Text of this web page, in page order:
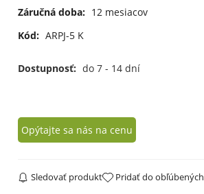
Záručná doba: 12 mesiacov
Kód: ARPJ-5 K
Dostupnosť: do 7 - 14 dní
Opýtajte sa nás na cenu
Sledovať produkt Pridať do obľúbených